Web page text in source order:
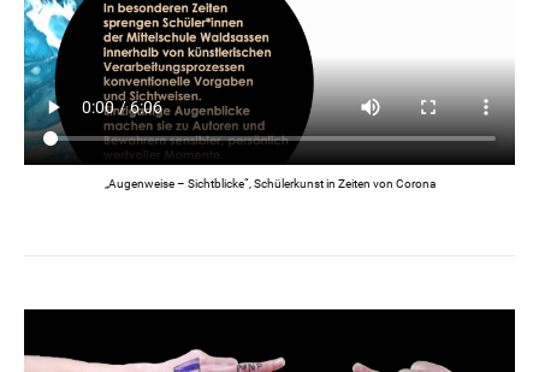
„Augenweise – Sichtblicke“, Schülerkunst in Zeiten von Corona